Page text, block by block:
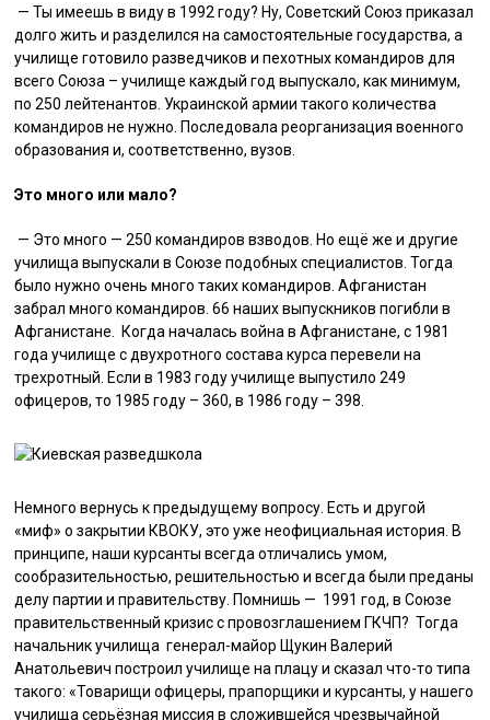
— Ты имеешь в виду в 1992 году? Ну, Советский Союз приказал
долго жить и разделился на самостоятельные государства, а
училище готовило разведчиков и пехотных командиров для
всего Союза – училище каждый год выпускало, как минимум,
по 250 лейтенантов. Украинской армии такого количества
командиров не нужно. Последовала реорганизация военного
образования и, соответственно, вузов.
Это много или мало?
— Это много — 250 командиров взводов. Но ещё же и другие
училища выпускали в Союзе подобных специалистов. Тогда
было нужно очень много таких командиров. Афганистан
забрал много командиров. 66 наших выпускников погибли в
Афганистане. Когда началась война в Афганистане, с 1981
года училище с двухротного состава курса перевели на
трехротный. Если в 1983 году училище выпустило 249
офицеров, то 1985 году – 360, в 1986 году – 398.
Немного вернусь к предыдущему вопросу. Есть и другой
«миф» о закрытии КВОКУ, это уже неофициальная история. В
принципе, наши курсанты всегда отличались умом,
сообразительностью, решительностью и всегда были преданы
делу партии и правительству. Помнишь — 1991 год, в Союзе
правительственный кризис с провозглашением ГКЧП? Тогда
начальник училища генерал-майор Щукин Валерий
Анатольевич построил училище на плацу и сказал что-то типа
такого: «Товарищи офицеры, прапорщики и курсанты, у нашего
училища серьёзная миссия в сложившейся чрезвычайной